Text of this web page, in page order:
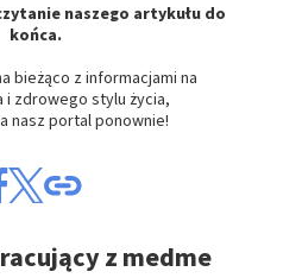
naszego artykułu do
końca.
bieżąco z informacjami na
i zdrowego stylu życia,
nasz portal ponownie!
z medme